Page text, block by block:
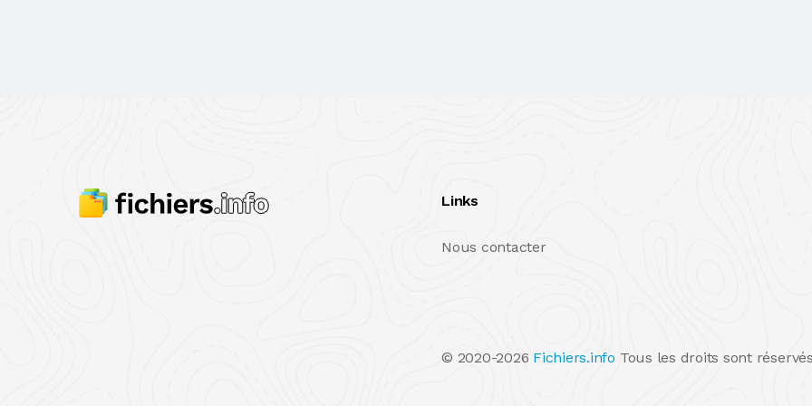
Links
Nous contacter
© 2020-2026 Fichiers.info Tous les droits sont